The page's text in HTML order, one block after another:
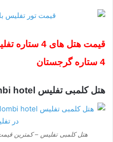
قیمت هتل های
4 ستاره گرجستان
هتل کلمبی تفلیس Colombi hotel
هتل کلمبی تفلیس – کمترین